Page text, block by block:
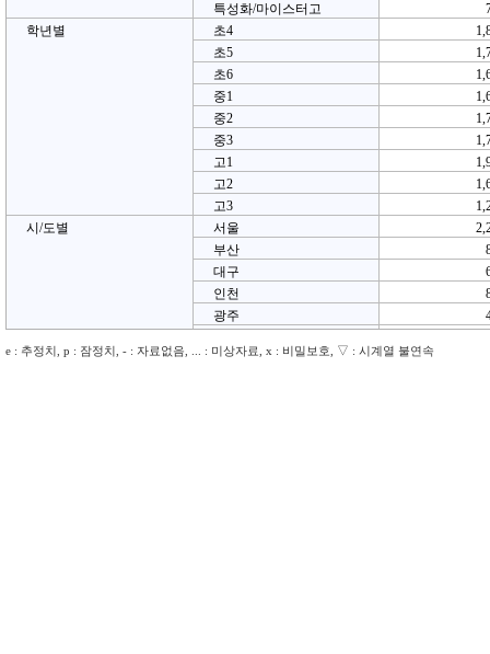
특성화/마이스터고
학년별
초4
초5
초6
중1
중2
중3
고1
고2
고3
시/도별
서울
부산
대구
인천
광주
울산
e : 추정치, p : 잠정치, - : 자료없음, ... : 미상자료, x : 비밀보호, ▽ : 시계열 불연속